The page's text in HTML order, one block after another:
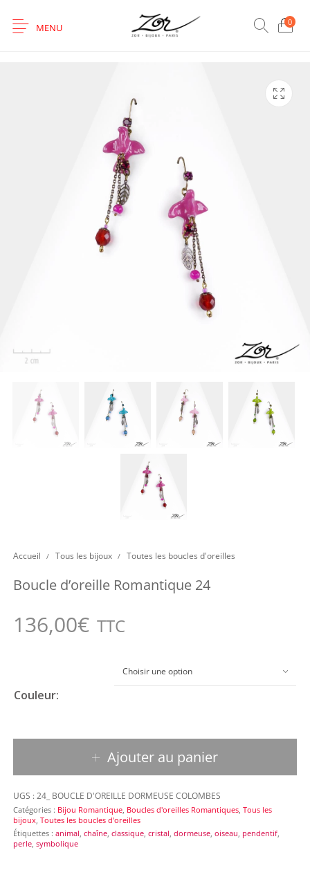
MENU 0
Accueil / Tous les bijoux / Toutes les boucles d'oreilles
Boucle d’oreille Romantique 24
136,00€ TTC
Couleur:
Choisir une option
Ajouter au panier
UGS :24_ BOUCLE D'OREILLE DORMEUSE COLOMBES
Catégories : Bijou Romantique, Boucles d'oreilles Romantiques, Tous les
bijoux, Toutes les boucles d'oreilles
Étiquettes : animal chaîne, classique, cristal dormeuse, oiseau pendentif,
perle, symbolique